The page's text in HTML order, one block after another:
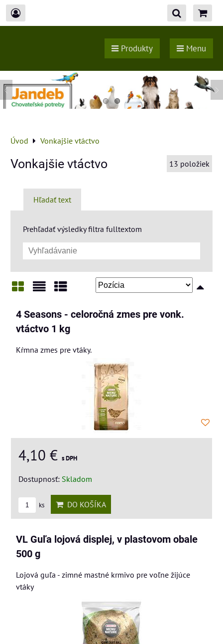
Produkty Menu
Úvod Vonkajšie vtáctvo
Vonkajšie vtáctvo 13 položiek
Hľadať text
Prehľadať výsledky filtra fulltextom
4 Seasons - celoročná zmes pre vonk.
vtáctvo 1 kg
Kŕmna zmes pre vtáky.
4,10 € s DPH
Dostupnosť: Skladom
ks DO KOŠÍKA
VL Guľa lojová displej, v plastovom obale
500 g
Lojová guľa - zimné mastné krmivo pre voľne žijúce
vtáky